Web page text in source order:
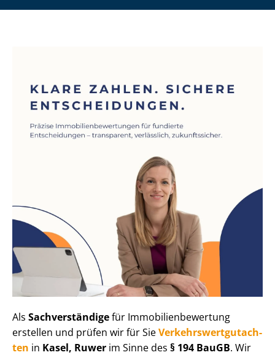
Als Sachverständigefür Im­mo­bi­li­en­be­wer­tung
erstellen und prüfen wir für SieVer­kehrs­wert­gut­ach­
ten in Kasel, Ruwer im Sinne des § 194 BauGB. Wir